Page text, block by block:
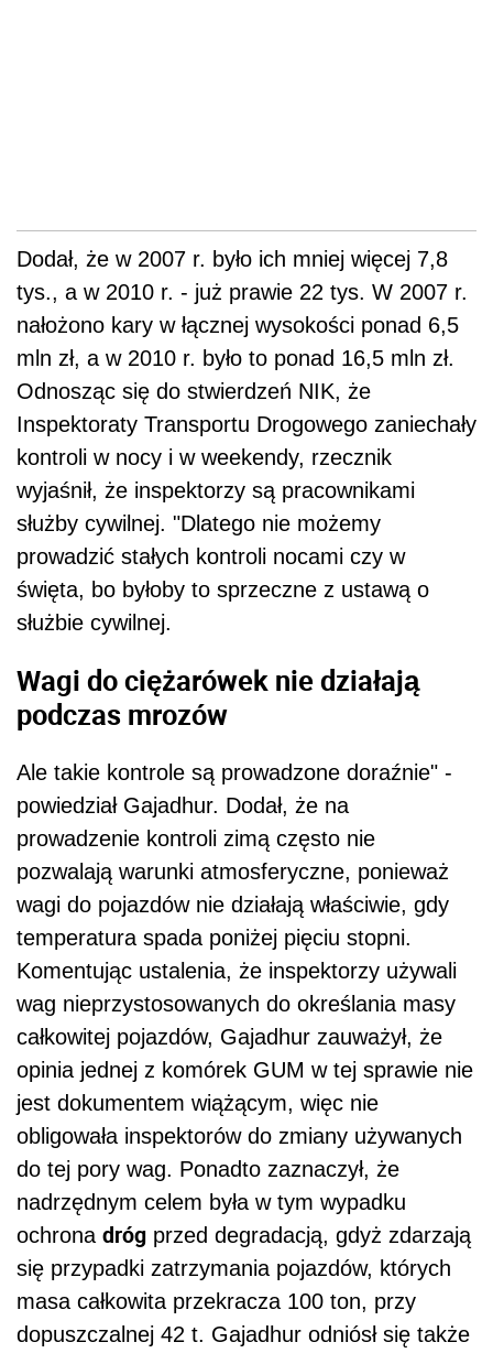
Dodał, że w 2007 r. było ich mniej więcej 7,8
tys., a w 2010 r. - już prawie 22 tys. W 2007 r.
nałożono kary w łącznej wysokości ponad 6,5
mln zł, a w 2010 r. było to ponad 16,5 mln zł.
Odnosząc się do stwierdzeń NIK, że
Inspektoraty Transportu Drogowego zaniechały
kontroli w nocy i w weekendy, rzecznik
wyjaśnił, że inspektorzy są pracownikami
służby cywilnej. "Dlatego nie możemy
prowadzić stałych kontroli nocami czy w
święta, bo byłoby to sprzeczne z ustawą o
służbie cywilnej.
Wagi do ciężarówek nie działają
podczas mrozów
Ale takie kontrole są prowadzone doraźnie" -
powiedział Gajadhur. Dodał, że na
prowadzenie kontroli zimą często nie
pozwalają warunki atmosferyczne, ponieważ
wagi do pojazdów nie działają właściwie, gdy
temperatura spada poniżej pięciu stopni.
Komentując ustalenia, że inspektorzy używali
wag nieprzystosowanych do określania masy
całkowitej pojazdów, Gajadhur zauważył, że
opinia jednej z komórek GUM w tej sprawie nie
jest dokumentem wiążącym, więc nie
obligowała inspektorów do zmiany używanych
do tej pory wag. Ponadto zaznaczył, że
nadrzędnym celem była w tym wypadku
ochrona dróg przed degradacją, gdyż zdarzają
się przypadki zatrzymania pojazdów, których
masa całkowita przekracza 100 ton, przy
dopuszczalnej 42 t. Gajadhur odniósł się także